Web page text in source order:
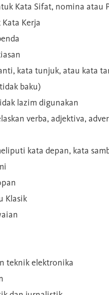
Kata Sifat, nomina atau
Kerja
kata tunjuk, atau kata
baku)
lazim digunakan
verba, adjektiva,
kata depan, kata
Klasik
teknik elektronika